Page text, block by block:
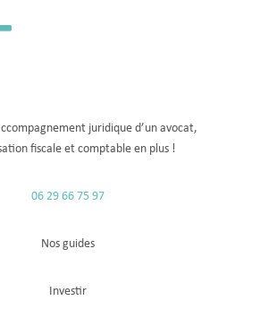
juridique d’un avocat,
fiscaleet comptable en plus !
06 29 66 75 97
Nos guides
Investir